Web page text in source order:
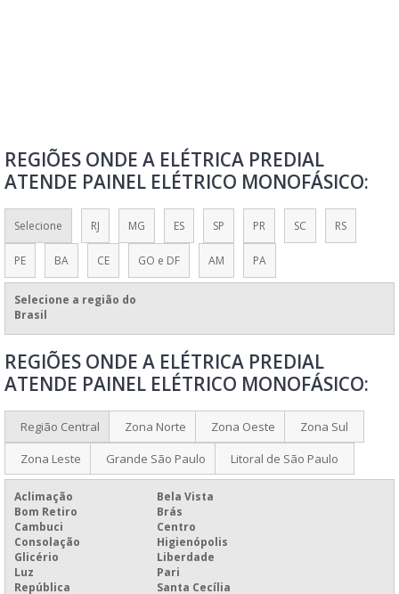
MONTAGEM DE PAINEL DE COMANDO ELÉTRICO
MONTAGEM DE PAINEL ELÉTRICO RESIDENCIAL
MONTAGEM PAINEL ELÉTRICO
MONTAR PAINEL ELÉTRICO RESIDÊNCIA
PAINÉIS ELÉTRICOS DE BAIXA E MÉDIA TENSÃO
PAINEL COMANDO ELÉTRICO
PAINEL DE COMANDO ELÉTRICO
PAINEL DE COMANDO ELÉTRICO PARA QUEIMADORES
PAINEL DE COMANDO ELÉTRICO PREÇO
PAINEL DE CONTROLE ELÉTRICO
PAINEL ELÉTRICO
PAINEL ELÉTRICO A PROVA DE EXPLOSÃO
PAINEL ELÉTRICO AUTOPORTANTE
PAINEL ELÉTRICO BIFÁSICO
REGIÕES ONDE A ELÉTRICA PREDIAL
ATENDE PAINEL ELÉTRICO MONOFÁSICO:
Selecione RJ MG ES SP PR SC RS
PE BA CE GO e DF AM PA
Selecione a região do
Brasil
REGIÕES ONDE A ELÉTRICA PREDIAL
ATENDE PAINEL ELÉTRICO MONOFÁSICO:
Região Central Zona Norte Zona Oeste
Zona Sul
Zona Leste
Grande São Paulo Litoral de São Paulo
Aclimação
Bela Vista
Bom Retiro
Brás
Cambuci
Centro
Consolação
Higienópolis
Glicério
Liberdade
Luz
Pari
República
Santa Cecília